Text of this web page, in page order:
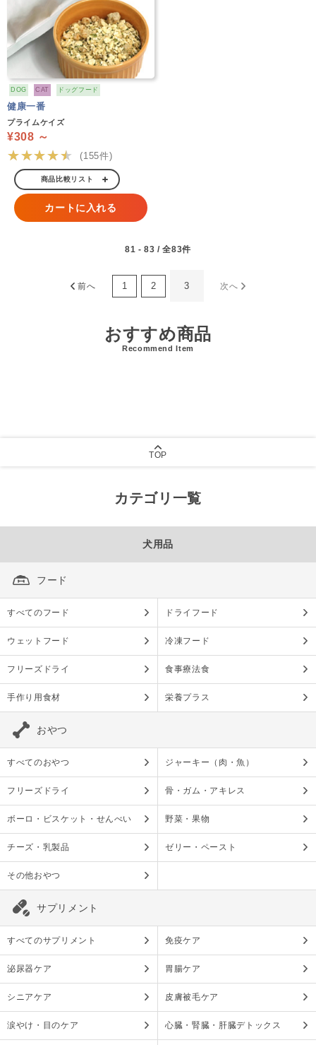
DOG CAT ドッグフード
健康一番
プライムケイズ
¥308 ～
★★★★★ (155件)
商品比較リスト
カートに入れる
81 - 83 / 全83件
前へ 1 2 3 次へ
おすすめ商品
Recommend Item
TOP
カテゴリ一覧
犬用品
フード
すべてのフード ドライフード
ウェットフード 冷凍フード
フリーズドライ 食事療法食
手作り用食材 栄養プラス
おやつ
すべてのおやつ ジャーキー（肉・魚）
フリーズドライ 骨・ガム・アキレス
ボーロ・ビスケット・せんべい 野菜・果物
チーズ・乳製品 ゼリー・ペースト
その他おやつ
サプリメント
すべてのサプリメント 免疫ケア
泌尿器ケア 胃腸ケア
シニアケア 皮膚被毛ケア
涙やけ・目のケア 心臓・腎臓・肝臓デトックス